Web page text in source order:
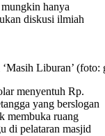
hanya
diskusi ilmiah
Liburan’ (foto:
menyentuh Rp.
yang berslogan
membuka ruang
di pelataran masjid